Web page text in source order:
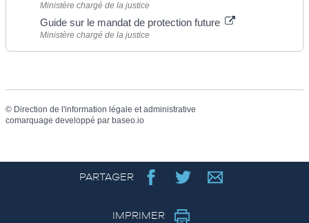
Ministère chargé de la justice
Guide sur le mandat de protection future
Ministère chargé de la justice
© Direction de l'information légale et administrative
comarquage developpé par baseo.io
PARTAGER
IMPRIMER